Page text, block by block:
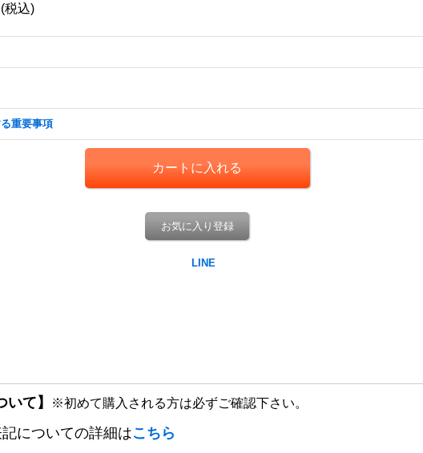
(税込)
重要事項
お気に入り登録
いて】 ※初めて購入される方は必ずご確認下さい。
についての詳細はこちら